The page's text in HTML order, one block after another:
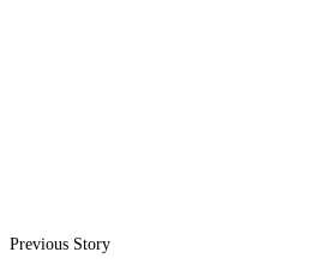
Previous Story